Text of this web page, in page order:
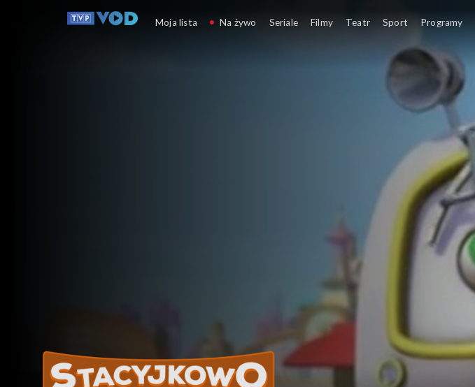
Stacyjkowo
Moja lista Na żywo Seriale Filmy Teatr Sport Programy